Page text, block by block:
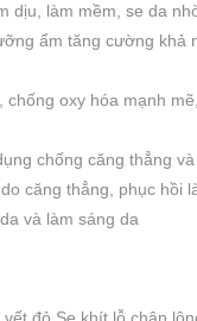
dịu, làm mềm, se da
ẩm tăng cường khả
oxy hóa mạnh
chống căng thẳng
căng thẳng, phục hồi
và làm sáng da